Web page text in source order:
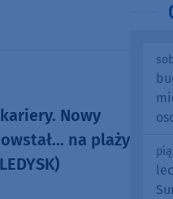
Nowy
na plaży